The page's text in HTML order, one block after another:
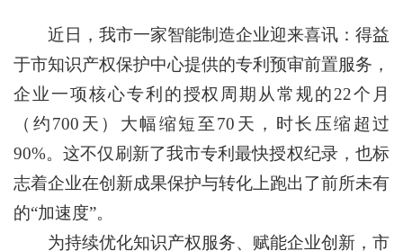
近日，我市一家智能制造企业迎来喜讯：得益
于市知识产权保护中心提供的专利预审前置服务，
企业一项核心专利的授权周期从常规的22个月
（约700天）大幅缩短至70天，时长压缩超过
90%。这不仅刷新了我市专利最快授权纪录，也标
志着企业在创新成果保护与转化上跑出了前所未有
的“加速度”。
为持续优化知识产权服务、赋能企业创新，市